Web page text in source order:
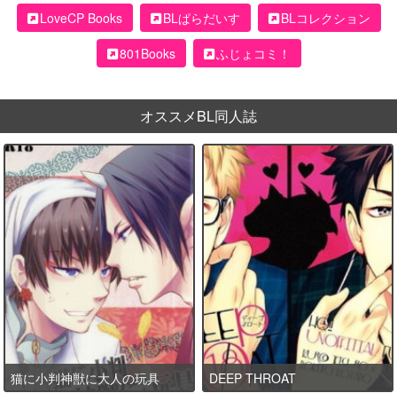
LoveCP Books BLぱらだいす
BLコレクション
801Books
ふじょコミ！
オススメBL同人誌
猫に小判神獣に大人の玩具 DEEP THROAT